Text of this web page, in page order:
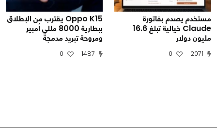
مستخدم يصدم بفاتورة
Claude خيالية تبلغ 16.6
مليون دولار
2071
0
Oppo K15 يقترب من الإطلاق
ببطارية 8000 مللي أمبير
ومروحة تبريد مدمجة
1487
0